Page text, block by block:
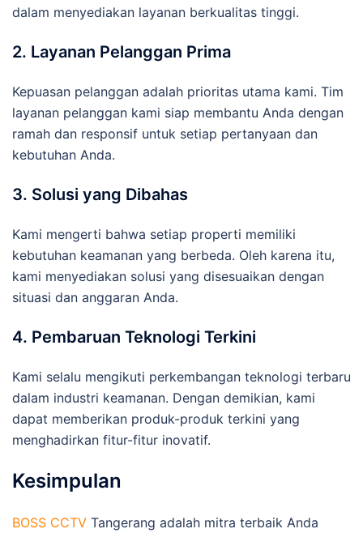
dalam menyediakan layanan berkualitas tinggi.
2. Layanan Pelanggan Prima
Kepuasan pelanggan adalah prioritas utama kami. Tim
layanan pelanggan kami siap membantu Anda dengan
ramah dan responsif untuk setiap pertanyaan dan
kebutuhan Anda.
3. Solusi yang Dibahas
Kami mengerti bahwa setiap properti memiliki
kebutuhan keamanan yang berbeda. Oleh karena itu,
kami menyediakan solusi yang disesuaikan dengan
situasi dan anggaran Anda.
4. Pembaruan Teknologi Terkini
Kami selalu mengikuti perkembangan teknologi terbaru
dalam industri keamanan. Dengan demikian, kami
dapat memberikan produk-produk terkini yang
menghadirkan fitur-fitur inovatif.
Kesimpulan
BOSS CCTV Tangerang adalah mitra terbaik Anda